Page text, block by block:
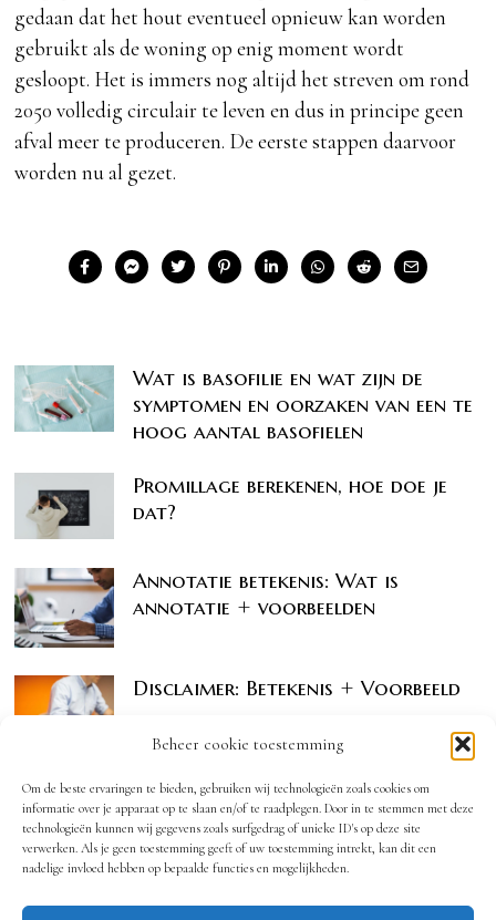
Beheer cookie toestemming
Om de beste ervaringen te bieden, gebruiken wij technologieën zoals cookies om
informatie over je apparaat op te slaan en/of te raadplegen. Door in te stemmen met deze
technologieën kunnen wij gegevens zoals surfgedrag of unieke ID's op deze site
verwerken. Als je geen toestemming geeft of uw toestemming intrekt, kan dit een
nadelige invloed hebben op bepaalde functies en mogelijkheden.
gedaan dat het hout eventueel opnieuw kan worden
gebruikt als de woning op enig moment wordt
gesloopt. Het is immers nog altijd het streven om rond
2050 volledig circulair te leven en dus in principe geen
afval meer te produceren. De eerste stappen daarvoor
worden nu al gezet.
Wat is basofilie en wat zijn de
symptomen en oorzaken van een te
hoog aantal basofielen
Promillage berekenen, hoe doe je
dat?
Annotatie betekenis: Wat is
annotatie + voorbeelden
Disclaimer: Betekenis + Voorbeeld
OOK INTERESSANT
specialistische